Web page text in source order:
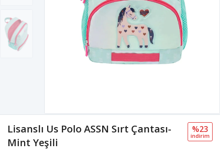
Lisanslı Us Polo ASSN Sırt Çantası-
Mint Yeşili
%23
i̇ndi̇ri̇m